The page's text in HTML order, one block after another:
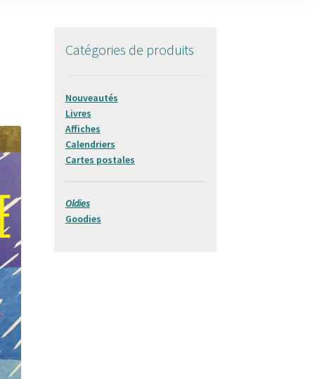
Catégories de produits
Nouveautés
Livres
Affiches
Calendriers
Cartes postales
Oldies
Goodies